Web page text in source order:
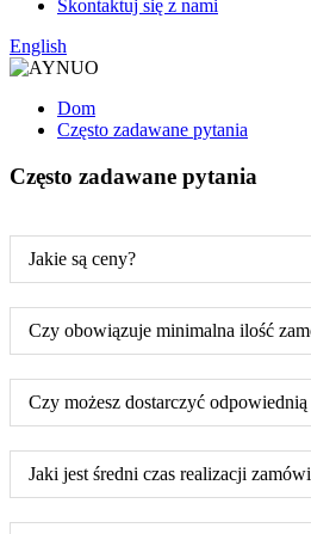
Skontaktuj się z nami
English
Dom
Często zadawane pytania
Często zadawane pytania
Jakie są ceny?
Czy obowiązuje minimalna ilość
Czy możesz dostarczyć
Jaki jest średni czas realizacji